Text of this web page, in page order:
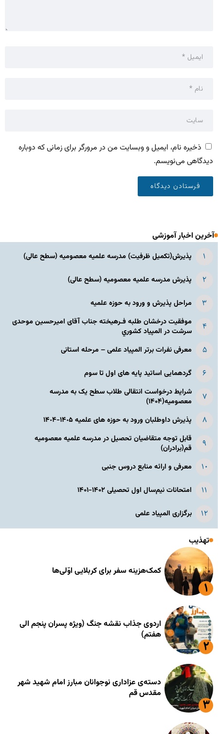
ذخیره نام، ایمیل و وبسایت من در مرورگر برای زمانی که دوباره
دیدگاهی می‌نویسم.
آخرین اخبار آموزشی
پذیرش(تکمیل ظرفیت) مدرسه علمیه معصومیه‌ (سطح عالی)
پذیرش مدرسه علمیه معصومیه‌ (سطح عالی)
مراحل پذیرش و ورود به حوزه علمیه
موفقیت درخشان طلبه فـرهیخته جناب آقای امیرحسین موحدی
سرشت در المپياد كشوري
معرفی نفرات برتر المپیاد علمی – مرحله استانی
گردهمایی اساتید پایه های اول تا سوم
شرایط درخواست انتقالی طلاب سطح یک به مدرسه
معصومیه(۱۴۰۴)
پذیرش داوطلبان ورود به حوزه های علمیه ١۴٠۵-١۴٠۴
قابل توجه متقاضیان تحصیل در مدرسه علمیه معصومیه
قم(برادران)
معرفی و ارائه منابع دروس جنبی
امتحانات نیم‌سال اول تحصیلی ۱۴۰۲-۱۴۰۱
برگزاری المپیاد علمی
تهذیب
کمک‌هزینه سفر برای کربلایی اوّلی‌ها
اردوی جذاب نقشه جنگ (ویژه پسران پنجم الی
هفتم)
دسته‌ی عزاداری نوجوانان مبارز امام شهید شهر
مقدس قم